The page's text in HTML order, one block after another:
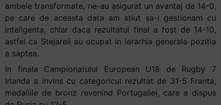
ambele transformate, ne-au asigurat un avantaj de 14-0,
pe care de aceasta data am stiut sa-l gestionam cu
inteligenta, chiar daca rezultatul final a fost de 14-10,
astfel ca Stejareii au ocupat in ierarhia generala pozitia
a saptea.
In finala Campionatului European U18 de Rugby 7
Irlanda a invins cu categoricul rezultat de 31-5 Franta,
medaliile de bronz revenind Portugaliei, care a dispus